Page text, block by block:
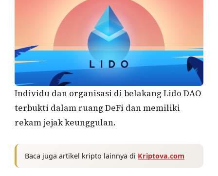
Individu dan organisasi di belakang Lido DAO
terbukti dalam ruang DeFi dan memiliki
rekam jejak keunggulan.
Baca juga artikel kripto lainnya di Kriptova.com